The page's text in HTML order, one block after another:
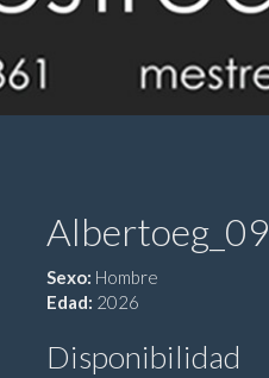
Albertoeg_09
Sexo: Hombre
Edad: 2026
Disponibilidad